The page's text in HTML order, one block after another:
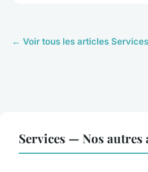
← Voir tous les articles Services
Services — Nos autres